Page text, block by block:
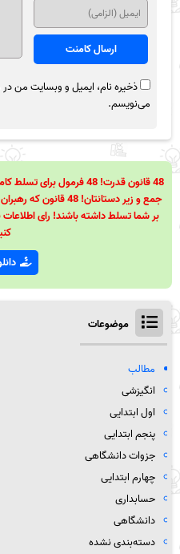
ذخیره نام، ایمیل و وبسایت من در
می‌نویسم.
جمع و زیر دستانتان!
بر شما تسلط داشته باشند! رای
موضوعات
مطالب
انگیزشی
اول ابتدایی
پنجم ابتدایی
جزوات دانشگاهی
چهارم ابتدایی
حسابداری
دانشگاهی
دسته‌بندی نشده